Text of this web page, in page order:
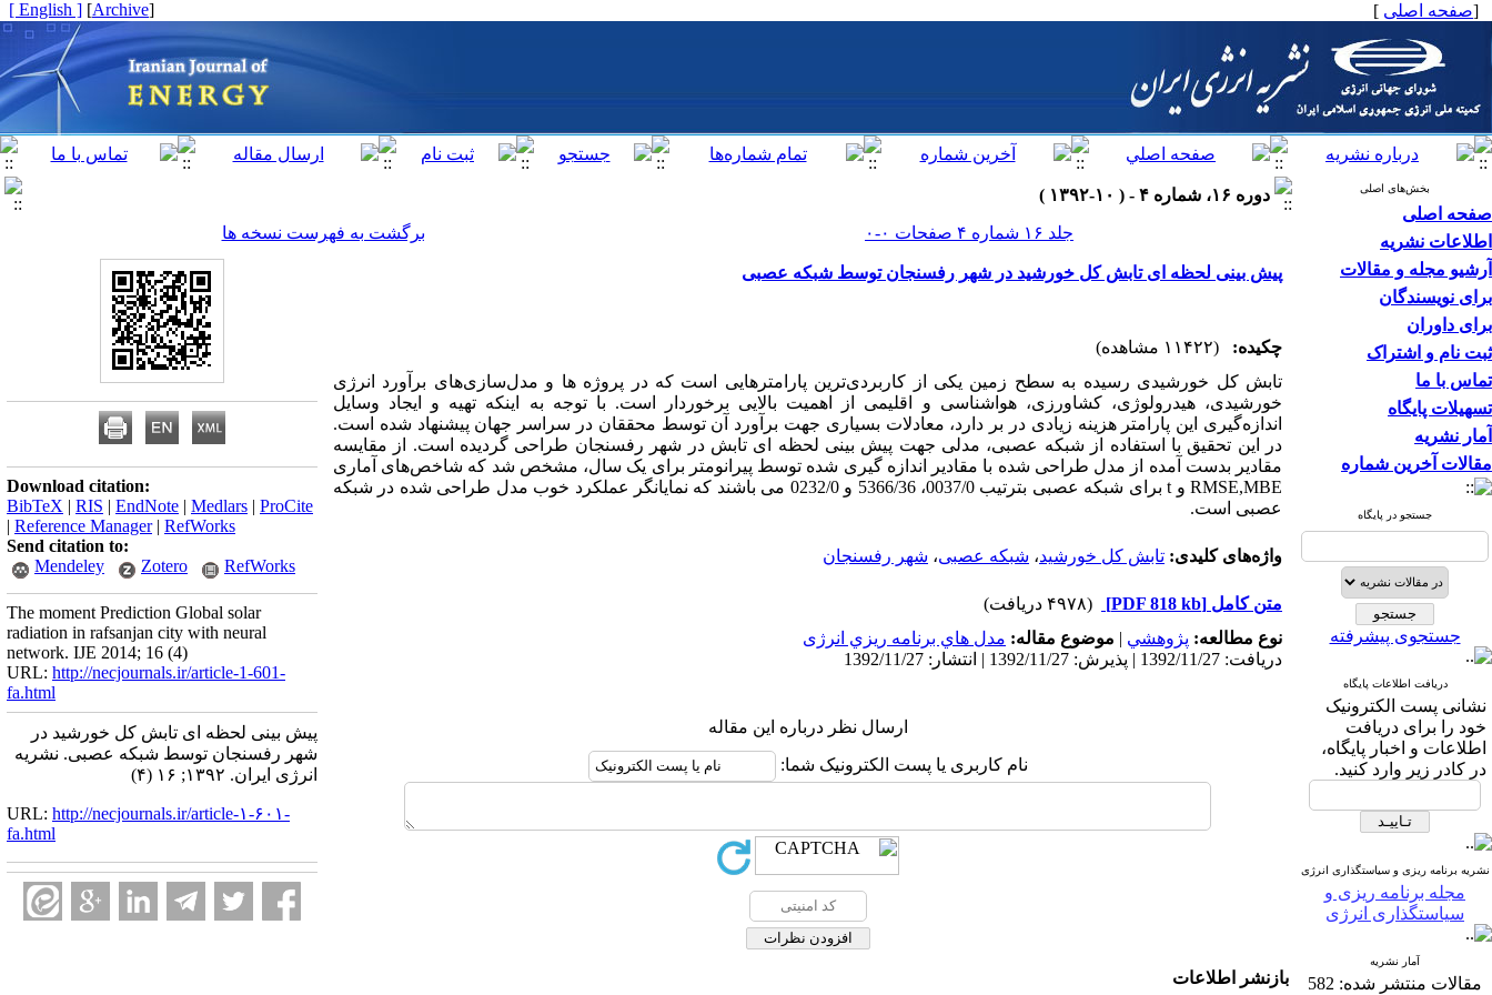
[صفحه اصلی ]
[
Archive
]
[ English ]
بخش‌های اصلی
صفحه اصلی
اطلاعات نشریه
آرشیو مجله و مقالات
برای نویسندگان
برای داوران
ثبت نام و اشتراک
تماس با ما
تسهیلات پایگاه
آمار نشریه
مقالات آخرین شماره
جستجو در پایگاه
جستجوی پیشرفته
دریافت اطلاعات پایگاه
نشانی پست الکترونیک
خود را برای دریافت
اطلاعات و اخبار پایگاه،
در کادر زیر وارد کنید.
نشریه برنامه ریزی و سیاستگذاری انرژی
مجله برنامه ریزی و
سیاستگذاری انرژی
آمار نشریه
مقالات منتشر شده: 582
دوره ۱۶، شماره ۴ - ( ۱۰-۱۳۹۲ )
جلد ۱۶ شماره ۴ صفحات ۰-۰
برگشت به فهرست نسخه ها
پیش بینی لحظه ای تابش کل خورشید در شهر رفسنجان توسط شبکه عصبی
چکیده:
(۱۱۴۲۲ مشاهده)
تابش کل خورشیدی رسیده به سطح زمین یکی از کاربردی‌ترین پارامترهایی است که در پروژه ها و مدل‌سازی‌های برآورد انرژی
خورشیدی، هیدرولوژی، کشاورزی، هواشناسی و اقلیمی از اهمیت بالایی برخوردار است. با توجه به اینکه تهیه و ایجاد وسایل
اندازه‌گیری این پارامتر هزینه زیادی در بر دارد، معادلات بسیاری جهت برآورد آن توسط محققان در سراسر جهان پیشنهاد شده است.
در این تحقیق با استفاده از شبکه عصبی، مدلی جهت پیش بینی لحظه ای تابش در شهر رفسنجان طراحی گردیده است. از مقایسه
مقادیر بدست آمده از مدل طراحی شده با مقادیر اندازه گیری شده توسط پیرانومتر برای یک سال، مشخص شد که شاخص‌های آماری
RMSE,MBE و t برای شبکه عصبی بترتیب 0037/0، 5366/36 و 0232/0 می باشند که نمایانگر عملکرد خوب مدل طراحی شده در شبکه
عصبی است.
واژه‌های کلیدی: تابش کل خورشید، شبکه عصبی، شهر رفسنجان
متن کامل [PDF 818 kb]
(۴۹۷۸ دریافت)
نوع مطالعه: پژوهشي | موضوع مقاله: مدل هاي برنامه ريزي انرژی
دریافت: 1392/11/27 | پذیرش: 1392/11/27 | انتشار: 1392/11/27
ارسال نظر درباره این مقاله
نام کاربری یا پست الکترونیک شما:
Download citation:
BibTeX | RIS | EndNote | Medlars | ProCite
| Reference Manager| RefWorks
Send citation to:
Mendeley
Zotero RefWorks
The moment Prediction Global solar
radiation in rafsanjan city with neural
network. IJE 2014; 16 (4)
URL: http://necjournals.ir/article-1-601-
fa.html
پیش بینی لحظه ای تابش کل خورشید در
شهر رفسنجان توسط شبکه عصبی. نشریه
انرژی ایران. ۱۳۹۲; ۱۶ (۴)
URL: http://necjournals.ir/article-۱-۶۰۱-
fa.html
بازنشر اطلاعات